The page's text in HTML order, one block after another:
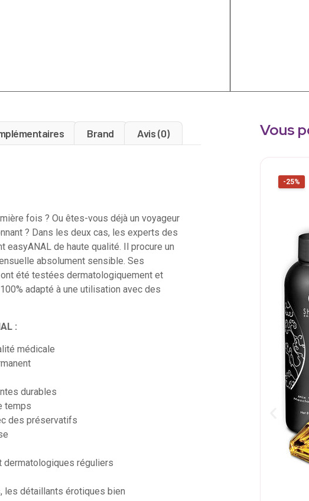
Brand Avis (0)
fois ? Ou êtes-vous déjà un voyageur
? Dans les deux cas, les experts des
de haute qualité. Il procure un
absolument sensible. Ses
été testées dermatologiquement et
adapté à une utilisation avec des
:
médicale
durables
temps
des préservatifs
réguliers
les détaillants érotiques bien
Vous
-25%